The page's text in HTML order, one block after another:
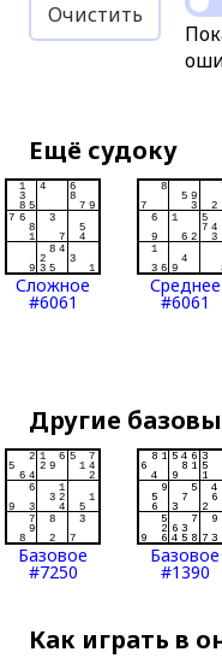
Очистить
Ещё судоку
Сложное
#6061
Среднее
#6061
Другие
Базовое
#7250
Базовое
#1390
Как играть в